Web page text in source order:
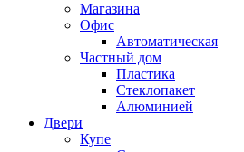
Магазина
Офис
Автоматическая
Частный дом
Пластика
Стеклопакет
Алюминией
Двери
Купе